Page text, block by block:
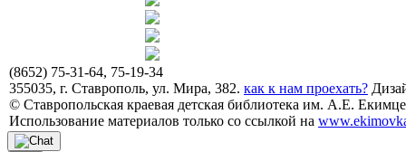
(8652) 75-31-64, 75-19-34
355035, г. Ставрополь, ул. Мира, 382. как к нам проехать?
© Ставропольская краевая детская библиотека им. А.Е.
Использование материалов только со ссылкой на